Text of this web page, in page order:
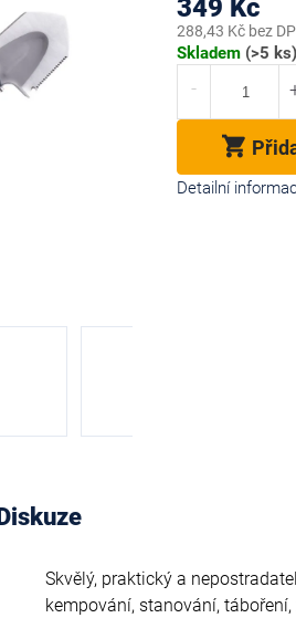
349 Kč
288,43 Kč bez
Měrná
Skladem (>5 ks)
Detailní
Diskuze
Skvělý, praktický a
kempování, stanování,